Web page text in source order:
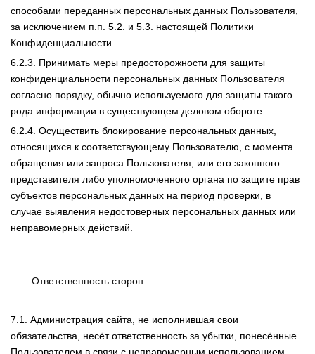
способами переданных персональных данных Пользователя,
за исключением п.п. 5.2. и 5.3. настоящей Политики
Конфиденциальности.
6.2.3. Принимать меры предосторожности для защиты
конфиденциальности персональных данных Пользователя
согласно порядку, обычно используемого для защиты такого
рода информации в существующем деловом обороте.
6.2.4. Осуществить блокирование персональных данных,
относящихся к соответствующему Пользователю, с момента
обращения или запроса Пользователя, или его законного
представителя либо уполномоченного органа по защите прав
субъектов персональных данных на период проверки, в
случае выявления недостоверных персональных данных или
неправомерных действий.
Ответственность сторон
7.1. Администрация сайта, не исполнившая свои
обязательства, несёт ответственность за убытки, понесённые